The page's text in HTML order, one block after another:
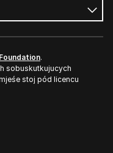
.
sobuskutkujucych
stoj pód licencu